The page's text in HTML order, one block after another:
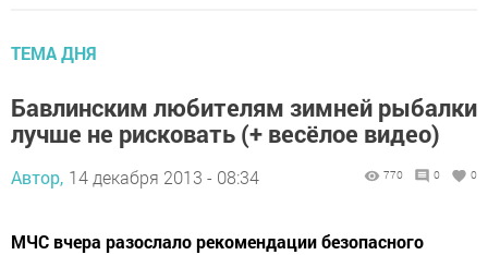
ТЕМА ДНЯ
Бавлинским любителям зимней рыбалки
лучше не рисковать (+ весёлое видео)
Автор, 14 декабря 2013 - 08:34 770 0 0
МЧС вчера разослало рекомендации безопасного